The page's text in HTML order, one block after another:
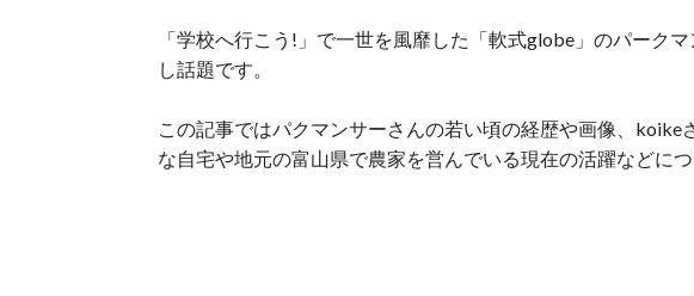
「学校へ行こう!」で一世を風靡した「軟式globe」のパーク
し話題です。
この記事ではパクマンサーさんの若い頃の経歴や画像、koike
な自宅や地元の富山県で農家を営んでいる現在の活躍などにつ